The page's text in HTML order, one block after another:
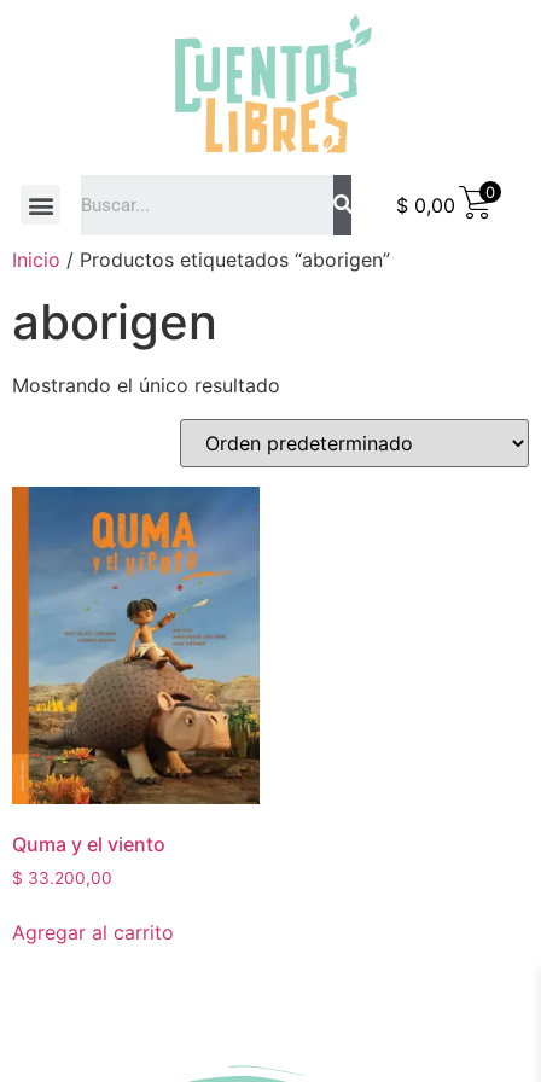
$ 0,00
0
Inicio / Productos etiquetados “aborigen”
aborigen
Mostrando el único resultado
Quma y el viento
$ 33.200,00
Agregar al carrito